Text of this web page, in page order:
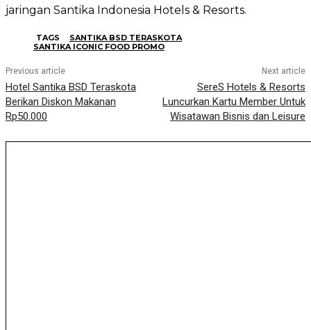
jaringan Santika Indonesia Hotels & Resorts.
TAGS
SANTIKA BSD TERASKOTA
SANTIKA ICONIC FOOD PROMO
Previous article
Hotel Santika BSD Teraskota
Berikan Diskon Makanan
Rp50.000
Next article
SereS Hotels & Resorts
Luncurkan Kartu Member Untuk
Wisatawan Bisnis dan Leisure